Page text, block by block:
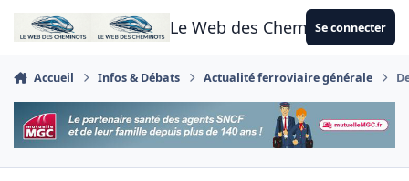
Aller au contenu
Le Web des CheminotsSe connecter
Accueil Infos & Débats Actualité ferroviaire générale